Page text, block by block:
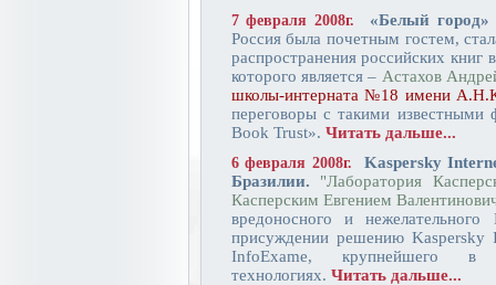
7 февраля 2008г.
«Белый
Россия была почетным гостем,
распространения российских
которого является – Астахов
школы-интерната №18 имени
переговоры с такими
Book Trust». Читать дальше...
6 февраля 2008г.
Kaspersky
Бразилии.
"Лаборатория
Касперским Евгением
вредоносного и
присуждении решению Kaspersky
InfoExame, крупнейшего
технологиях. Читать дальше...